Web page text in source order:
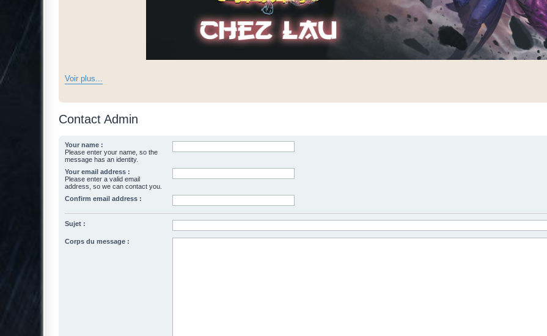
Voir plus...
Contact Admin
Your name :
Please enter your name, so the
message has an identity.
Your email address :
Please enter a valid email
address, so we can contact you.
Confirm email address :
Sujet :
Corps du message :